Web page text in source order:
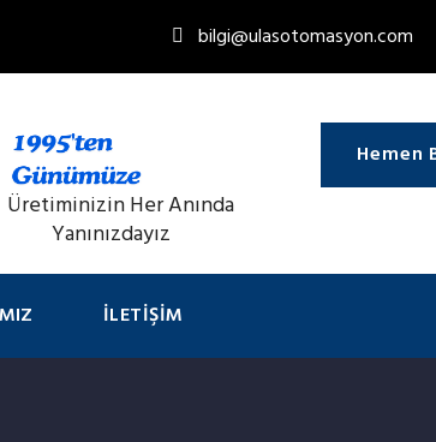
bilgi@ulasotomasyon.com
Hemen
İLETIŞIM